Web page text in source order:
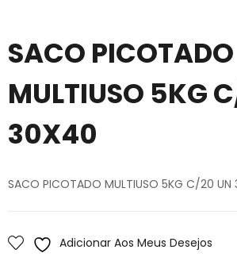
SACO PICOTADO
MULTIUSO 5KG
30X40
SACO PICOTADO MULTIUSO 5KG C/20
Adicionar Aos Meus Desejos